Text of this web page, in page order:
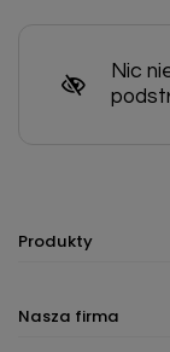
Nic
Produkty
Nasza firma